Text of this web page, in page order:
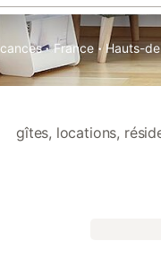
· France · Hauts-
gîtes, locations,